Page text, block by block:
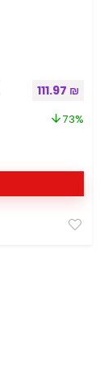
111.97 ₪
73%